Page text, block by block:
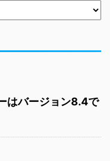
はバージョン8.4で